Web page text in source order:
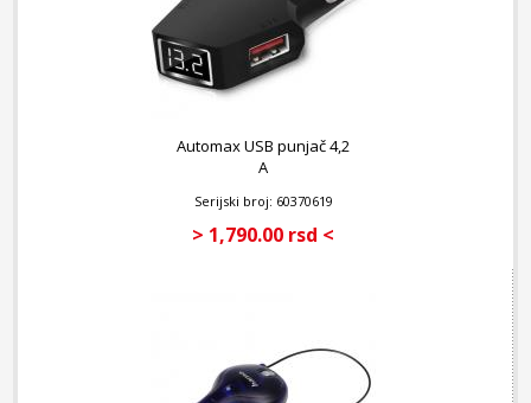
Automax USB punjač 4,2
A
Serijski broj: 60370619
> 1,790.00 rsd <